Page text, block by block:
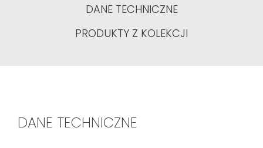
DANE TECHNICZNE
PRODUKTY Z KOLEKCJI
DANE TECHNICZNE